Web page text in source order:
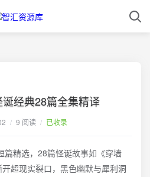
诞经典28篇全集精译
/ 9 阅读 / 已收录
篇精选，28篇怪诞故事如《穿墙
超现实裂口，黑色幽默与犀利洞